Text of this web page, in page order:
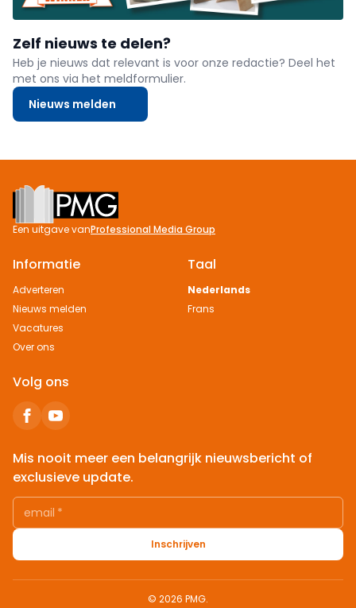
Zelf nieuws te delen?
Heb je nieuws dat relevant is voor onze redactie? Deel het
met ons via het meldformulier.
Nieuws melden
Footer
Een uitgave vanProfessional Media Group
Informatie
Adverteren
Nieuws melden
Vacatures
Over ons
Taal
Nederlands
Frans
Volg ons
Mis nooit meer een belangrijk nieuwsbericht of
exclusieve update.
email *
Inschrijven
© 2026 PMG.